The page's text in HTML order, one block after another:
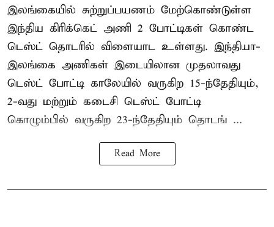
இலங்கையில் சுற்றுப்பயணம் மேற்கொண்டுள்ள
இந்திய கிரிக்கெட் அணி 2 போட்டிகள் கொண்ட
டெஸ்ட் தொடரில் விளையாட உள்ளது. இந்தியா-
இலங்கை அணிகள் இடையிலான முதலாவது
டெஸ்ட் போட்டி காலேயில் வருகிற 15-ந்தேதியும்,
2-வது மற்றும் கடைசி டெஸ்ட் போட்டி
கொழும்பில் வருகிற 23-ந்தேதியும் தொடங் ...
Read More